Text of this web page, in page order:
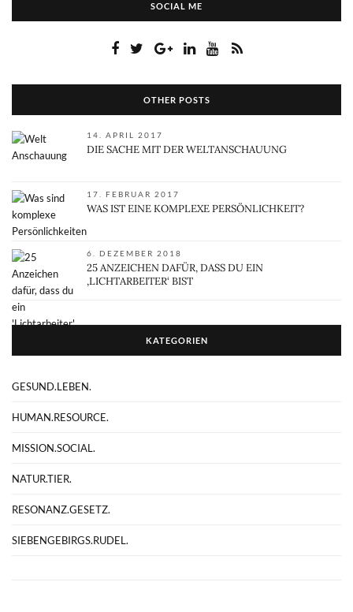
SOCIAL ME
OTHER POSTS
14. APRIL 2017
DIE SACHE MIT DER WELTANSCHAUUNG
17. FEBRUAR 2017
WAS IST EINE KOMPLEXE PERSÖNLICHKEIT?
6. DEZEMBER 2018
25 ANZEICHEN DAFÜR, DASS DU EIN
‚LICHTARBEITER‘ BIST
KATEGORIEN
GESUND.LEBEN.
HUMAN.RESOURCE.
MISSION.SOCIAL.
NATUR.TIER.
RESONANZ.GESETZ.
SIEBENGEBIRGS.RUDEL.